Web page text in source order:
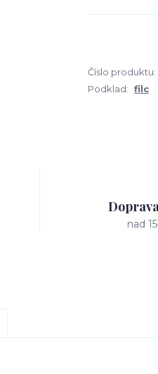
Číslo produktu:
Podklad: filc
nad